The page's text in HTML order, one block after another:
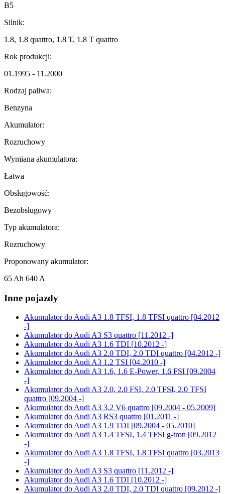
B5
Silnik:
1.8, 1.8 quattro, 1.8 T, 1.8 T quattro
Rok produkcji:
01.1995 - 11.2000
Rodzaj paliwa:
Benzyna
Akumulator:
Rozruchowy
Wymiana akumulatora:
Łatwa
Obsługowość:
Bezobsługowy
Typ akumulatora:
Rozruchowy
Proponowany akumulator:
65 Ah 640 A
Inne pojazdy
Akumulator do Audi A3 1.8 TFSI, 1.8 TFSI quattro [04.2012
-]
Akumulator do Audi A3 S3 quattro [11.2012 -]
Akumulator do Audi A3 1.6 TDI [10.2012 -]
Akumulator do Audi A3 2.0 TDI, 2.0 TDI quattro [04.2012 -]
Akumulator do Audi A3 1.2 TSI [04.2010 -]
Akumulator do Audi A3 1.6, 1.6 E-Power, 1.6 FSI [09.2004
-]
Akumulator do Audi A3 2.0, 2.0 FSI, 2.0 TFSI, 2.0 TFSI
quattro [09.2004 -]
Akumulator do Audi A3 3.2 V6 quattro [09.2004 - 05.2009]
Akumulator do Audi A3 RS3 quattro [01.2011 -]
Akumulator do Audi A3 1.9 TDI [09.2004 - 05.2010]
Akumulator do Audi A3 1.4 TFSI, 1.4 TFSI g-tron [09.2012
-]
Akumulator do Audi A3 1.8 TFSI, 1.8 TFSI quattro [03.2013
-]
Akumulator do Audi A3 S3 quattro [11.2012 -]
Akumulator do Audi A3 1.6 TDI [10.2012 -]
Akumulator do Audi A3 2.0 TDI, 2.0 TDI quattro [09.2012 -]